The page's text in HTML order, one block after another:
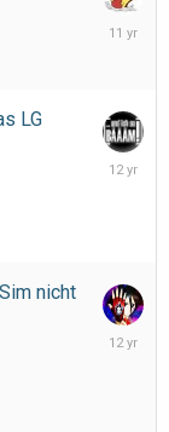
October
LG
May
nicht
May